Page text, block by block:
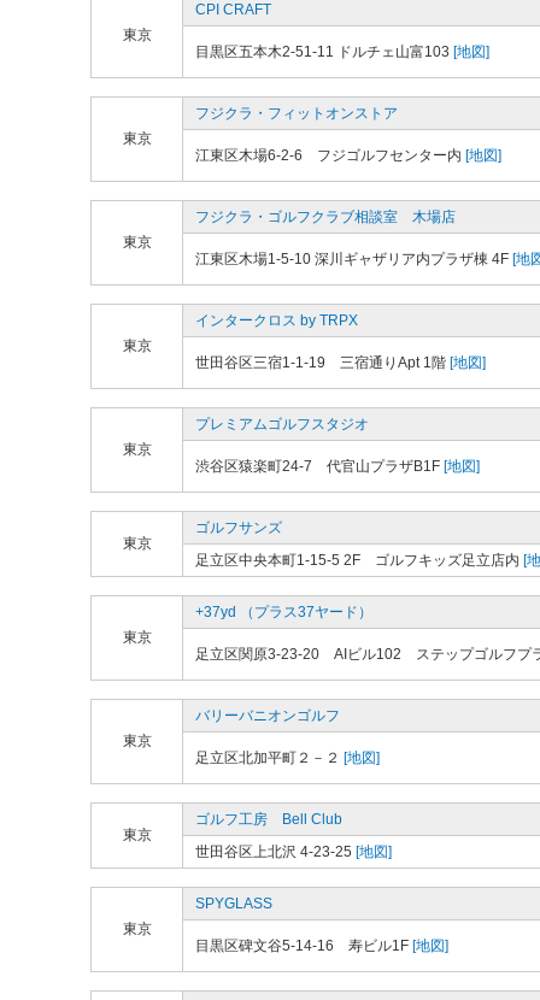
東京
CPI CRAFT
目黒区五本木2-51-11 ドルチェ山富103 [地図]
東京
フジクラ・フィットオンストア
江東区木場6-2-6 フジゴルフセンター内 [地図]
東京
フジクラ・ゴルフクラブ相談室 木場店
江東区木場1-5-10 深川ギャザリア内プラザ棟 4F [地
東京
インタークロス by TRPX
世田谷区三宿1-1-19 三宿通りApt 1階 [地図]
東京
プレミアムゴルフスタジオ
渋谷区猿楽町24-7 代官山プラザB1F [地図]
東京
ゴルフサンズ
足立区中央本町1-15-5 2F ゴルフキッズ足立店内 [
東京
+37yd （プラス37ヤード）
足立区関原3-23-20 AIビル102 ステップゴルフプ
東京
バリーバニオンゴルフ
足立区北加平町２－２ [地図]
東京
ゴルフ工房 Bell Club
世田谷区上北沢 4-23-25 [地図]
東京
SPYGLASS
目黒区碑文谷5-14-16 寿ビル1F [地図]